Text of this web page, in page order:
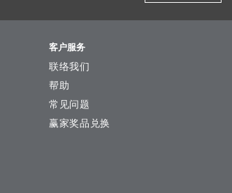
客户服务
联络我们
帮助
常见问题
赢家奖品兑换